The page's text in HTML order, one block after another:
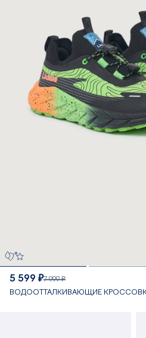
5 599 ₽7 999 ₽
ВОДООТТАЛКИВАЮЩИЕ КРОССОВКИ